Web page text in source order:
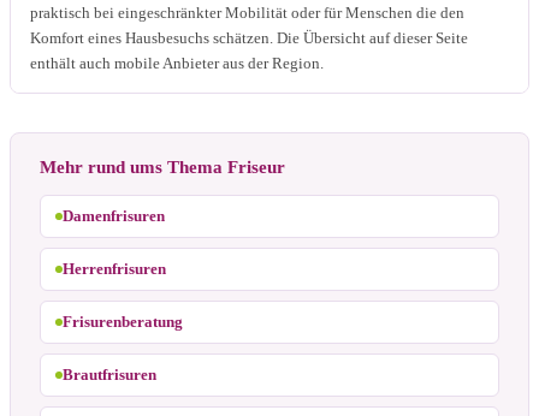
praktisch bei eingeschränkter Mobilität oder für Menschen die den
Komfort eines Hausbesuchs schätzen. Die Übersicht auf dieser Seite
enthält auch mobile Anbieter aus der Region.
Mehr rund ums Thema Friseur
Damenfrisuren
Herrenfrisuren
Frisurenberatung
Brautfrisuren